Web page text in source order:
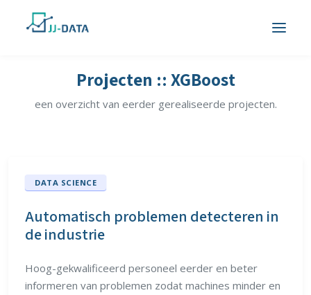
Projecten :: XGBoost
een overzicht van eerder gerealiseerde projecten.
DATA SCIENCE
Automatisch problemen detecteren in
de industrie
Hoog-gekwalificeerd personeel eerder en beter
informeren van problemen zodat machines minder en